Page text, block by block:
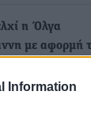
Information
η Όλγα
με αφορμή
σύνδεση της